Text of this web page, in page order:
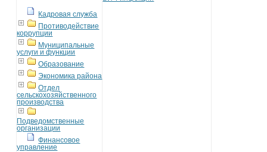
Кадровая служба
Противодействие
коррупции
Муниципальные
услуги и функции
Образование
Экономика района
Отдел
сельскохозяйственного
производства
Подведомственные
организации
Финансовое
управление